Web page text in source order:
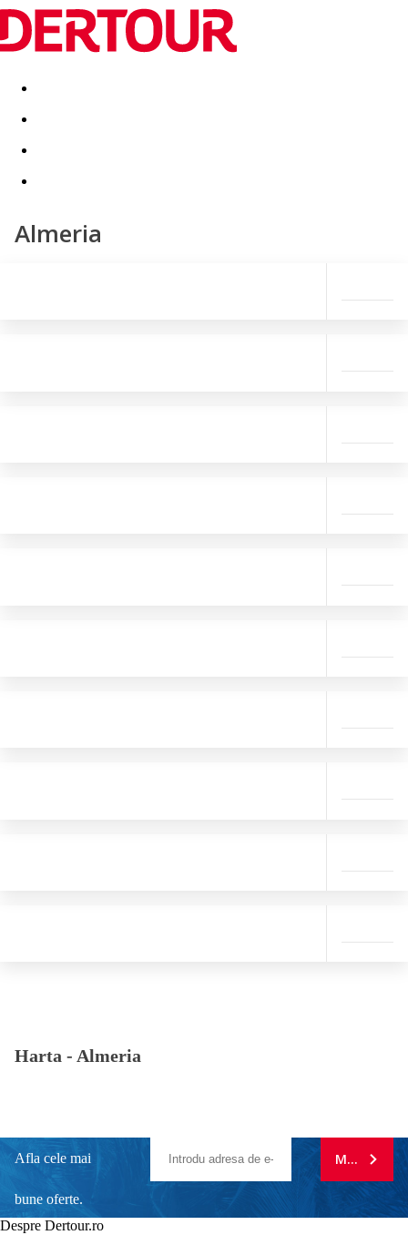
Destinatii Vacanta perfecta OFERTE DE NERATAT
Almeria
Harta - Almeria
Afla cele mai
bune oferte.
MA
Despre Dertour.ro